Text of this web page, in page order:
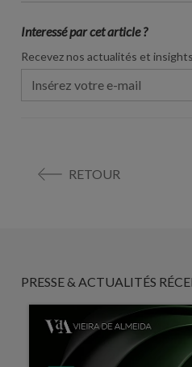
Interessé par cet article ?
Recevez nos actualités et insights
RETOUR
PRESSE & ACTUALITÉS